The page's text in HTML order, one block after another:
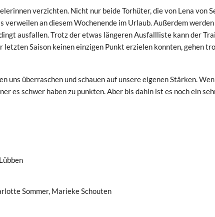
verzichten. Nicht nur beide Torhüter, die von Lena von
verweilen an diesem Wochenende im Urlaub. Außerdem
ausfallen. Trotz der etwas längeren Ausfallliste kann der
Saison keinen einzigen Punkt erzielen konnten, gehen
uns überraschen und schauen auf unsere eigenen Stärken.
es schwer haben zu punkten. Aber bis dahin ist es noch ein
Sommer, Marieke Schouten